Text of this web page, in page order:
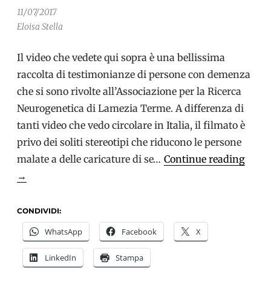
11/07/2017
Eloisa Stella
Il video che vedete qui sopra è una bellissima
raccolta di testimonianze di persone con demenza
che si sono rivolte all’Associazione per la Ricerca
Neurogenetica di Lamezia Terme. A differenza di
tanti video che vedo circolare in Italia, il filmato è
privo dei soliti stereotipi che riducono le persone
malate a delle caricature di se… Continue reading
→
CONDIVIDI:
WhatsApp Facebook X
LinkedIn Stampa